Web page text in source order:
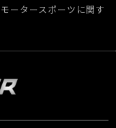
ータースポーツに関す